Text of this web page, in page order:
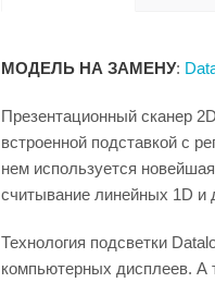
МОДЕЛЬ НА ЗАМЕНУ:
Презентационный сканер
встроенной подставкой с
нем используется
считывание линейных 1D и
Технология подсветки
компьютерных дисплеев. А